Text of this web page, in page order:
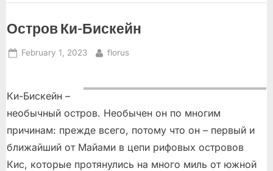
Остров Ки-Бискейн
Posted
February 1, 2023 By
florus
Ки-Бискейн –
необычный остров. Необычен он по многим
причинам: прежде всего, потому что он – первый и
ближайший от Майами в цепи рифовых островов
Кис, которые протянулись на много миль от южной